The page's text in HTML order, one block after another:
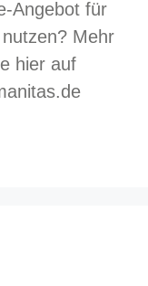
Angebot für
Mehr
hier auf